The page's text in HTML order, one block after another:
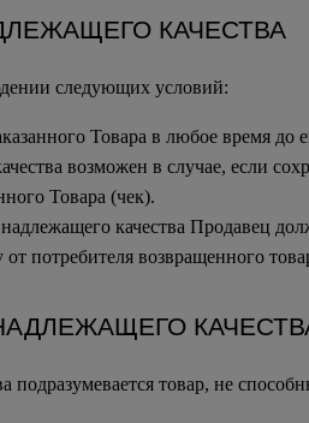
КАЧЕСТВА
следующих условий:
Товара в любое время
возможен в случае, если
Товара (чек).
качества Продавец
от потребителя возвращенного
подразумевается товар, не